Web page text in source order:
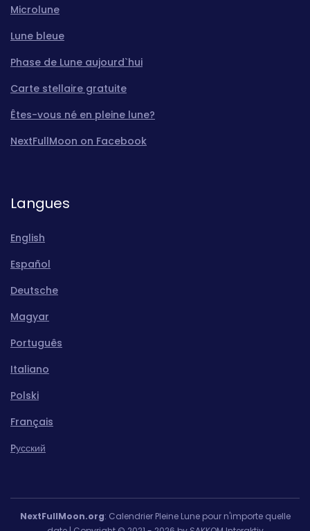
Microlune
Lune bleue
Phase de Lune aujourd`hui
Carte stellaire gratuite
Êtes-vous né en pleine lune?
NextFullMoon on Facebook
Langues
English
Español
Deutsche
Magyar
Português
Italiano
Polski
Français
Pусский
NextFullMoon.org: Calendrier Pleine Lune pour n'importe quelle